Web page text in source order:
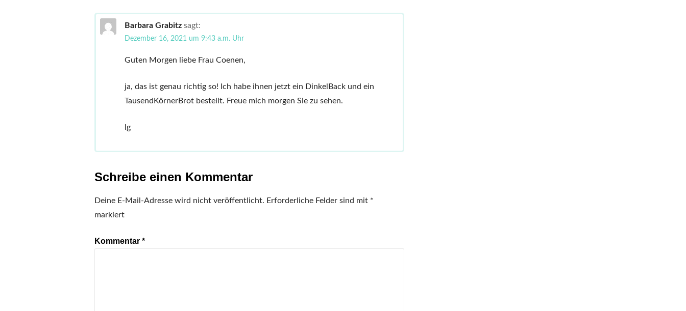
Barbara Grabitz sagt:
Dezember 16, 2021 um 9:43 a.m. Uhr
Guten Morgen liebe Frau Coenen,
ja, das ist genau richtig so! Ich habe ihnen jetzt ein DinkelBack und ein
TausendKörnerBrot bestellt. Freue mich morgen Sie zu sehen.
lg
Schreibe einen Kommentar
Deine E-Mail-Adresse wird nicht veröffentlicht. Erforderliche Felder sind mit *
markiert
Kommentar*